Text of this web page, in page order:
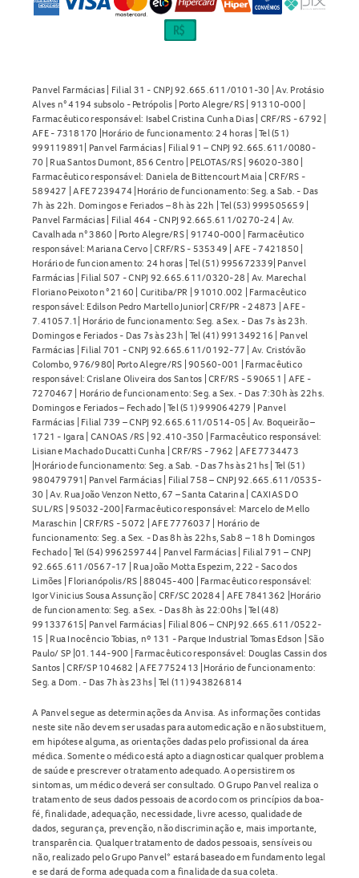
Panvel Farmácias | Filial 31 - CNPJ 92.665.611/0101-30 | Av. Protásio
Alves n° 4194 subsolo - Petrópolis | Porto Alegre/RS | 91310-000 |
Farmacêutico responsável: Isabel Cristina Cunha Dias | CRF/RS - 6792 |
AFE - 7318170 |Horário de funcionamento: 24 horas | Tel (51)
999119891| Panvel Farmácias | Filial 91 – CNPJ 92.665.611/0080-
70 | Rua Santos Dumont, 856 Centro | PELOTAS/RS | 96020-380 |
Farmacêutico responsável: Daniela de Bittencourt Maia | CRF/RS -
589427 | AFE 7239474 |Horário de funcionamento: Seg. a Sab. - Das
7h às 22h. Domingos e Feriados – 8h às 22h | Tel (53) 999505659 |
Panvel Farmácias | Filial 464 - CNPJ 92.665.611/0270-24 | Av.
Cavalhada n° 3860 | Porto Alegre/RS | 91740-000 | Farmacêutico
responsável: Mariana Cervo | CRF/RS - 535349 | AFE - 7421850 |
Horário de funcionamento: 24 horas | Tel (51) 995672339| Panvel
Farmácias | Filial 507 - CNPJ 92.665.611/0320-28 | Av. Marechal
Floriano Peixoto n° 2160 | Curitiba/PR | 91010.002 | Farmacêutico
responsável: Edilson Pedro Martello Junior| CRF/PR - 24873 | AFE -
7.41057.1| Horário de funcionamento: Seg. a Sex. - Das 7s às 23h.
Domingos e Feriados - Das 7s às 23h | Tel (41) 991349216 | Panvel
Farmácias | Filial 701 - CNPJ 92.665.611/0192-77 | Av. Cristóvão
Colombo, 976/980| Porto Alegre/RS | 90560-001 | Farmacêutico
responsável: Crislane Oliveira dos Santos | CRF/RS - 590651 | AFE -
7270467 | Horário de funcionamento: Seg. a Sex. - Das 7:30h às 22hs.
Domingos e Feriados – Fechado | Tel (51) 999064279 | Panvel
Farmácias | Filial 739 – CNPJ 92.665.611/0514-05 | Av. Boqueirão –
1721 - Igara | CANOAS /RS | 92.410-350 | Farmacêutico responsável:
Lisiane Machado Ducatti Cunha | CRF/RS - 7962 | AFE 7734473
|Horário de funcionamento: Seg. a Sab. - Das 7hs às 21hs | Tel (51)
980479791| Panvel Farmácias | Filial 758 – CNPJ 92.665.611/0535-
30 | Av. Rua João Venzon Netto, 67 – Santa Catarina | CAXIAS DO
SUL/RS | 95032-200| Farmacêutico responsável: Marcelo de Mello
Maraschin | CRF/RS - 5072 | AFE 7776037 | Horário de
funcionamento: Seg. a Sex. - Das 8h às 22hs, Sab 8 – 18 h Domingos
Fechado | Tel (54) 996259744 | Panvel Farmácias | Filial 791 – CNPJ
92.665.611/0567-17 | Rua João Motta Espezim, 222 - Saco dos
Limões | Florianópolis/RS | 88045-400 | Farmacêutico responsável:
Igor Vinicius Sousa Assunção | CRF/SC 20284 | AFE 7841362 |Horário
de funcionamento: Seg. a Sex. - Das 8h às 22:00hs | Tel (48)
991337615| Panvel Farmácias | Filial 806 – CNPJ 92.665.611/0522-
15 | Rua Inocêncio Tobias, nº 131 - Parque Industrial Tomas Edson | São
Paulo/ SP |01.144-900 | Farmacêutico responsável: Douglas Cassin dos
Santos | CRF/SP 104682 | AFE 7752413 |Horário de funcionamento:
Seg. a Dom. - Das 7h às 23hs | Tel (11) 943826814
A Panvel segue as determinações da Anvisa. As informações contidas
neste site não devem ser usadas para automedicação e não substituem,
em hipótese alguma, as orientações dadas pelo profissional da área
médica. Somente o médico está apto a diagnosticar qualquer problema
de saúde e prescrever o tratamento adequado. Ao persistirem os
sintomas, um médico deverá ser consultado. O Grupo Panvel realiza o
tratamento de seus dados pessoais de acordo com os princípios da boa-
fé, finalidade, adequação, necessidade, livre acesso, qualidade de
dados, segurança, prevenção, não discriminação e, mais importante,
transparência. Qualquer tratamento de dados pessoais, sensíveis ou
não, realizado pelo Grupo Panvel* estará baseado em fundamento legal
e se dará de forma adequada com a finalidade da sua coleta.